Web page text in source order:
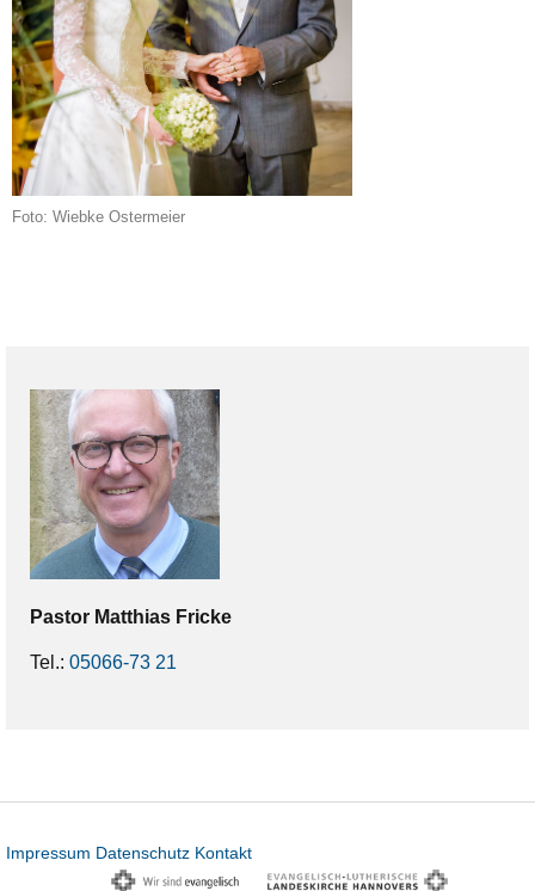
Foto: Wiebke Ostermeier
Pastor Matthias Fricke
Tel.: 05066-73 21
Impressum Datenschutz Kontakt